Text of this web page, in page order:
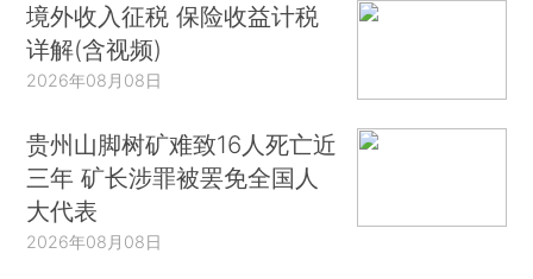
境外收入征税 保险收益计税
详解(含视频)
2026年08月08日
贵州山脚树矿难致16人死亡近
三年 矿长涉罪被罢免全国人
大代表
2026年08月08日